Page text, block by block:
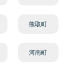
熊取町
河南町